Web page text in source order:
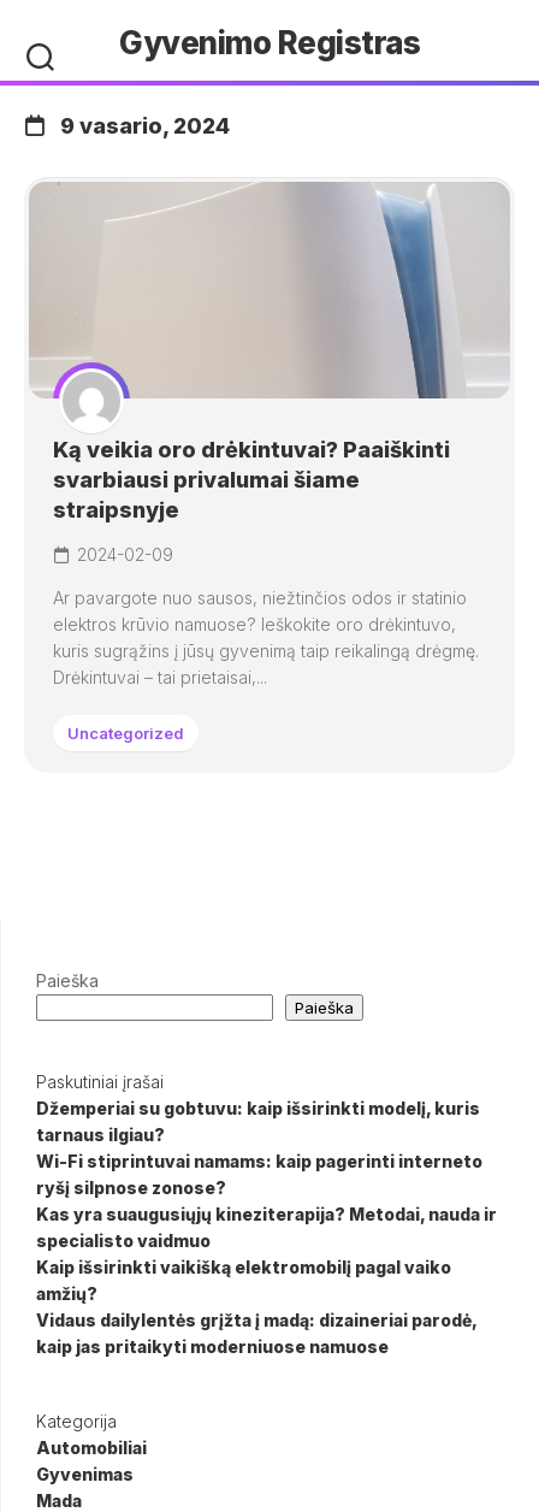
content
Gyvenimo Registras
9 vasario, 2024
Ką veikia oro drėkintuvai? Paaiškinti
svarbiausi privalumai šiame
straipsnyje
2024-02-09
Ar pavargote nuo sausos, niežtinčios odos ir statinio
elektros krūvio namuose? Ieškokite oro drėkintuvo,
kuris sugrąžins į jūsų gyvenimą taip reikalingą drėgmę.
Drėkintuvai – tai prietaisai,...
Uncategorized
Paieška
Paieška
Paskutiniai įrašai
Džemperiai su gobtuvu: kaip išsirinkti modelį, kuris
tarnaus ilgiau?
Wi-Fi stiprintuvai namams: kaip pagerinti interneto
ryšį silpnose zonose?
Kas yra suaugusiųjų kineziterapija? Metodai, nauda ir
specialisto vaidmuo
Kaip išsirinkti vaikišką elektromobilį pagal vaiko
amžių?
Vidaus dailylentės grįžta į madą: dizaineriai parodė,
kaip jas pritaikyti moderniuose namuose
Kategorija
Automobiliai
Gyvenimas
Mada